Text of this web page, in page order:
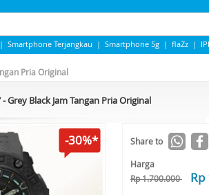
| Smartphone Terjangkau | Smartphone 5g | flaZz |
Pria Original
Grey Black Jam Tangan Pria Original
-30%* Share to
Harga
Rp 1.700.000